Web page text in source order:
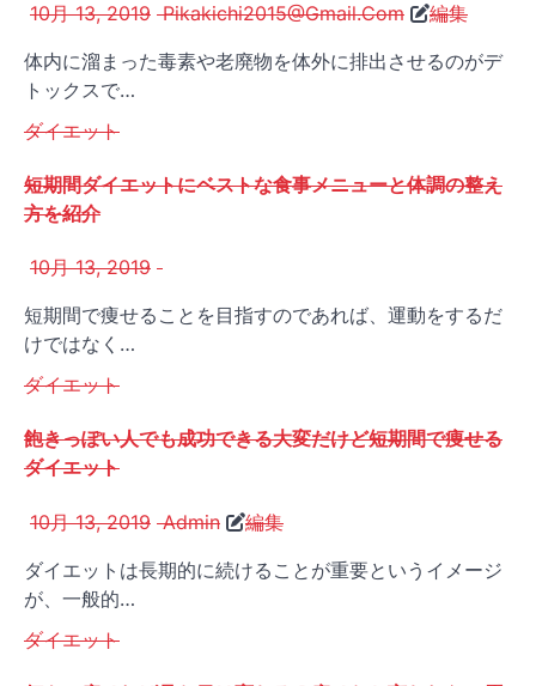
10月 13, 2019 Pikakichi2015@Gmail.Com
編集
体内に溜まった毒素や老廃物を体外に排出させるのがデ
トックスで…
ダイエット
短期間ダイエットにベストな食事メニューと体調の整え
方を紹介
10月 13, 2019
短期間で痩せることを目指すのであれば、運動をするだ
けではなく…
ダイエット
飽きっぽい人でも成功できる大変だけど短期間で痩せる
ダイエット
10月 13, 2019 Admin
編集
ダイエットは長期的に続けることが重要というイメージ
が、一般的…
ダイエット